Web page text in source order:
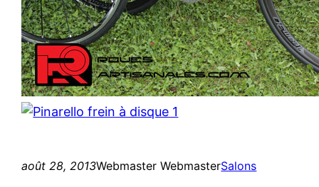
août 28, 2013Webmaster WebmasterSalons